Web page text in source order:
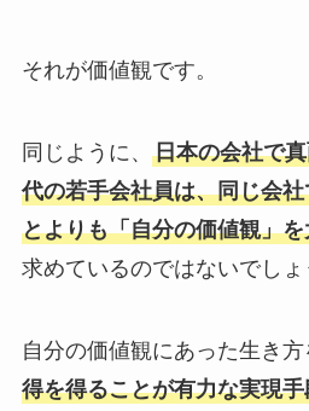
それが価値観です。
同じように、 日本の会社で
代の若手会社員は、同じ会
とよりも「自分の価値観」
求めているのではないでしょ
自分の価値観にあった生き方
得を得ることが有力な実現手